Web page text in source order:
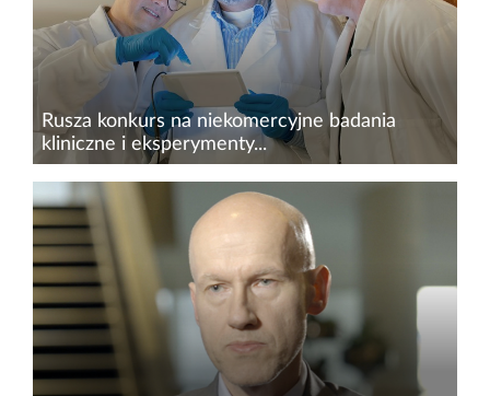
Rusza konkurs na niekomercyjne badania
kliniczne i eksperymenty...
Agencja Badań Medycznych ogłasza konkurs na
wsparcie niekomercyjnych badań klinicznych i
eksperymentów badawczych. Celem jest
zwiększenie dostępu pacjentów do
kompleksowej, wielospecjalistycznej, a...